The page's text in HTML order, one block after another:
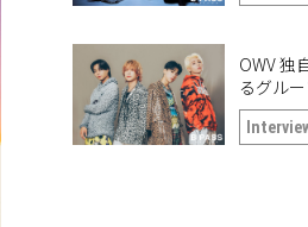
OWV 独
るグル
したナン